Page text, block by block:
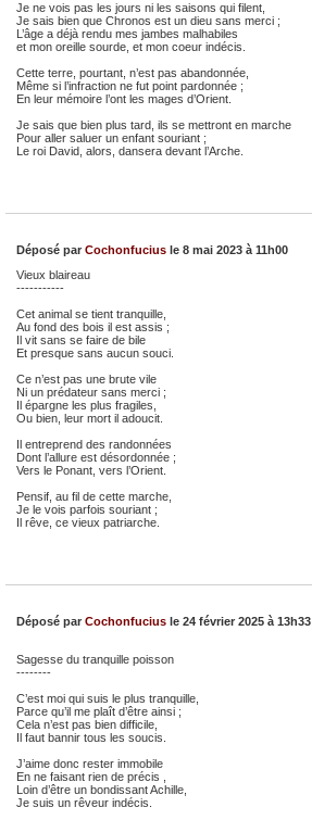
Je ne vois pas les jours ni les saisons qui filent,
Je sais bien que Chronos est un dieu sans merci ;
L’âge a déjà rendu mes jambes malhabiles
et mon oreille sourde, et mon coeur indécis.
Cette terre, pourtant, n’est pas abandonnée,
Même si l’infraction ne fut point pardonnée ;
En leur mémoire l’ont les mages d’Orient.
Je sais que bien plus tard, ils se mettront en marche
Pour aller saluer un enfant souriant ;
Le roi David, alors, dansera devant l’Arche.
Déposé par Cochonfucius le 8 mai 2023 à 11h00
Vieux blaireau
-----------
Cet animal se tient tranquille,
Au fond des bois il est assis ;
Il vit sans se faire de bile
Et presque sans aucun souci.
Ce n’est pas une brute vile
Ni un prédateur sans merci ;
Il épargne les plus fragiles,
Ou bien, leur mort il adoucit.
Il entreprend des randonnées
Dont l’allure est désordonnée ;
Vers le Ponant, vers l’Orient.
Pensif, au fil de cette marche,
Je le vois parfois souriant ;
Il rêve, ce vieux patriarche.
Déposé par Cochonfucius le 24 février 2025 à 13h33
Sagesse du tranquille poisson
--------
C’est moi qui suis le plus tranquille,
Parce qu’il me plaît d’être ainsi ;
Cela n’est pas bien difficile,
Il faut bannir tous les soucis.
J’aime donc rester immobile
En ne faisant rien de précis ,
Loin d’être un bondissant Achille,
Je suis un rêveur indécis.